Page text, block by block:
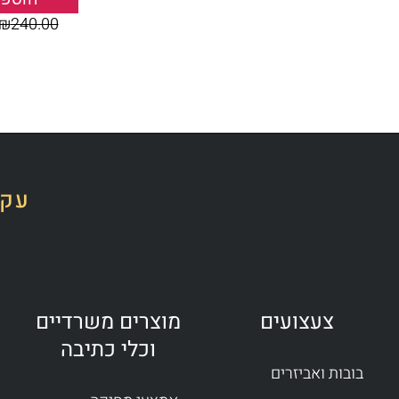
240.00
צעצועים
בובות ואביזרים
מוצרים משרדיים
וכלי כתיבה